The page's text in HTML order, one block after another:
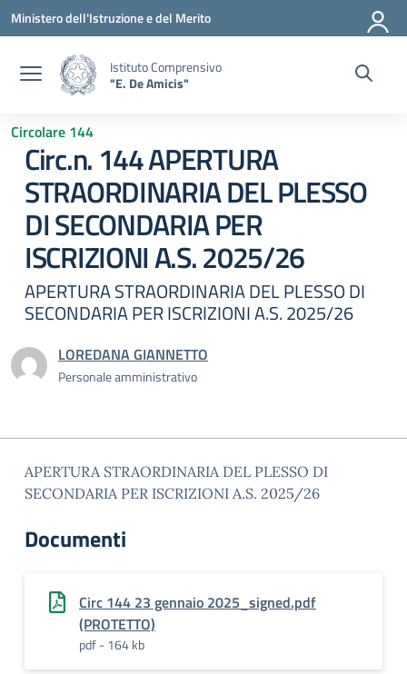
Vai ai contenuti
Vai al menu di navigazione
Vai al footer
Ministero dell'Istruzione e del Merito
Istituto Comprensivo
"E. De Amicis"
Circolare 144
Circ.n. 144 APERTURA
STRAORDINARIA DEL PLESSO
DI SECONDARIA PER
ISCRIZIONI A.S. 2025/26
APERTURA STRAORDINARIA DEL PLESSO DI
SECONDARIA PER ISCRIZIONI A.S. 2025/26
LOREDANA GIANNETTO
Personale amministrativo
APERTURA STRAORDINARIA DEL PLESSO DI
SECONDARIA PER ISCRIZIONI A.S. 2025/26
Documenti
Circ 144 23 gennaio 2025_signed.pdf
(PROTETTO)
pdf - 164 kb